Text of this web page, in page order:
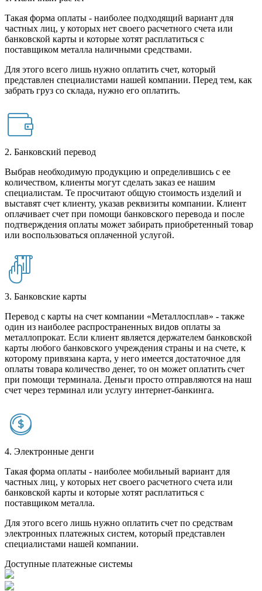
Такая форма оплаты - наиболее подходящий вариант для
частных лиц, у которых нет своего расчетного счета или
банковской карты и которые хотят расплатиться с
поставщиком металла наличными средствами.
Для этого всего лишь нужно оплатить счет, который
представлен специалистами нашей компании. Перед тем, как
забрать груз со склада, нужно его оплатить.
2. Банковский перевод
Выбрав необходимую продукцию и определившись с ее
количеством, клиенты могут сделать заказ ее нашим
специалистам. Те просчитают общую стоимость изделий и
выставят счет клиенту, указав реквизиты компании. Клиент
оплачивает счет при помощи банковского перевода и после
подтверждения оплаты может забирать приобретенный товар
или воспользоваться оплаченной услугой.
3. Банковские карты
Перевод с карты на счет компании «Металлосплав» - также
один из наиболее распространенных видов оплаты за
металлопрокат. Если клиент является держателем банковской
карты любого банковского учреждения страны и на счете, к
которому привязана карта, у него имеется достаточное для
оплаты товара количество денег, то он может оплатить счет
при помощи терминала. Деньги просто отправляются на наш
счет через терминал или услугу интернет-банкинга.
4. Электронные денги
Такая форма оплаты - наиболее мобильный вариант для
частных лиц, у которых нет своего расчетного счета или
банковской карты и которые хотят расплатиться с
поставщиком металла.
Для этого всего лишь нужно оплатить счет по средствам
электронных платежных систем, который представлен
специалистами нашей компании.
Доступные платежные системы